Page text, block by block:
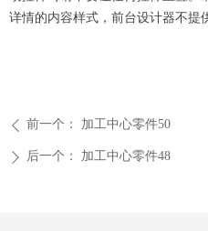
详情的内容样式，前台设计器不提
ꄴ 前一个： 加工中心零件50
ꄲ 后一个： 加工中心零件48